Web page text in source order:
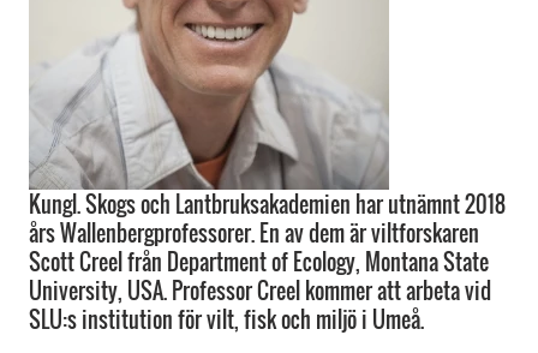
Kungl. Skogs och Lantbruksakademien har utnämnt 2018
års Wallenbergprofessorer. En av dem är viltforskaren
Scott Creel från Department of Ecology, Montana State
University, USA. Professor Creel kommer att arbeta vid
SLU:s institution för vilt, fisk och miljö i Umeå.